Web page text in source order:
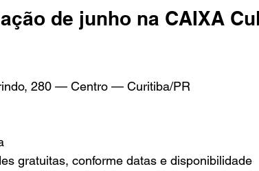
de junho na CAIXA
280 — Centro — Curitiba/PR
gratuitas, conforme datas e disponibilidade